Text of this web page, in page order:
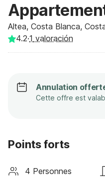
Altea, Costa Blanca,
4.2·1 valoración
Annulation
Cette offre est
Points forts
4 Personnes